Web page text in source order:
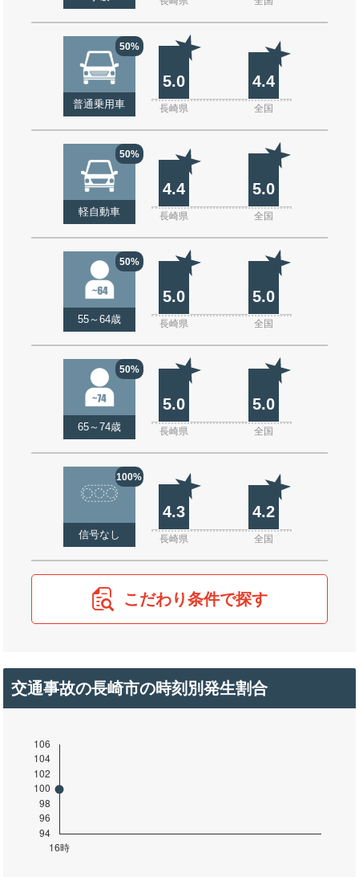
50%
普通乗用車
5.0 4.4
長崎県 全国
50%
軽自動車
4.4 5.0
長崎県 全国
50%
55～64歳
5.0 5.0
長崎県 全国
50%
65～74歳
5.0 5.0
長崎県 全国
100%
信号なし
4.3 4.2
長崎県 全国
こだわり条件で探す
交通事故の長崎市の時刻別発生割合